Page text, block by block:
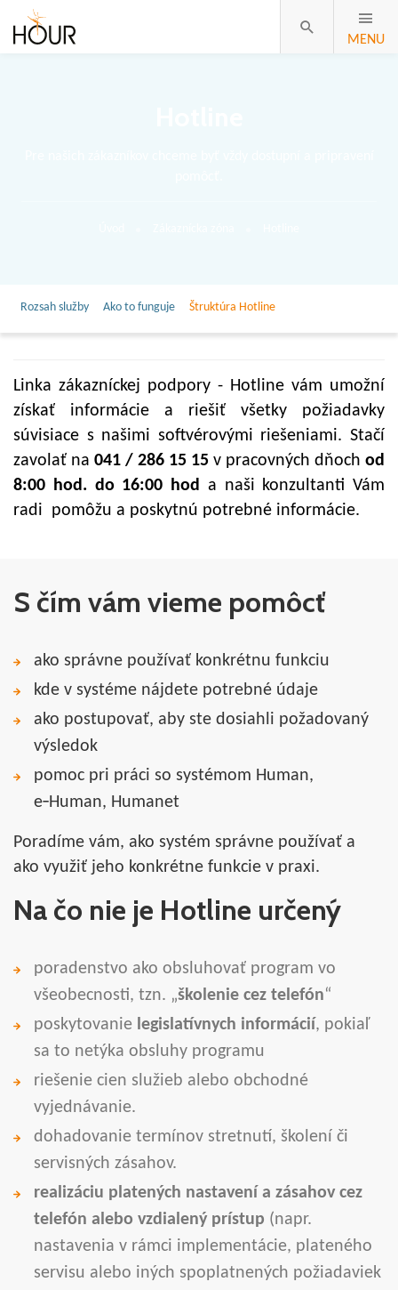
MENU
Rozsah služby Ako to funguje Štruktúra Hotline
Linka zákazníckej podpory - Hotline vám umožní
získať informácie a riešiť všetky požiadavky
súvisiace s našimi softvérovými riešeniami. Stačí
zavolať na 041 / 286 15 15 v pracovných dňoch od
8:00 hod. do 16:00 hod a naši konzultanti Vám
radi pomôžu a poskytnú potrebné informácie.
S čím vám vieme pomôcť
ako správne používať konkrétnu funkciu
kde v systéme nájdete potrebné údaje
ako postupovať, aby ste dosiahli požadovaný
výsledok
pomoc pri práci so systémom Human,
e‑Human, Humanet
Poradíme vám, ako systém správne používať a
ako využiť jeho konkrétne funkcie v praxi.
Na čo nie je Hotline určený
poradenstvo ako obsluhovať program vo
všeobecnosti, tzn. „školenie cez telefón“
poskytovanie legislatívnych informácií, pokiaľ
sa to netýka obsluhy programu
riešenie cien služieb alebo obchodné
vyjednávanie.
dohadovanie termínov stretnutí, školení či
servisných zásahov.
realizáciu platených nastavení a zásahov cez
telefón alebo vzdialený prístup (napr.
nastavenia v rámci implementácie, plateného
servisu alebo iných spoplatnených požiadaviek